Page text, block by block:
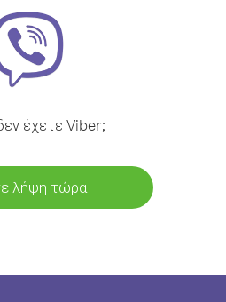
έχετε Viber;
λήψη τώρα